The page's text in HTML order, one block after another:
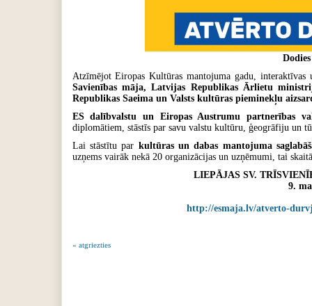
Atzīmējot Eiropas Kultūras mantojuma gadu,
Savienības māja, Latvijas Republikas Ārlietu
Republikas Saeima un Valsts kultūras pieminekļu
ES dalībvalstu un Eiropas Austrumu partnerības
diplomātiem, stāstīs par savu valstu kultūru, ģeogrāfiju un
Lai stāstītu par kultūras un dabas mantojuma
uzņems vairāk nekā 20 organizācijas un uzņēmumi, tai
LIEPĀJAS SV.
9.
http://esmaja.lv/atverto-
« atgriezties